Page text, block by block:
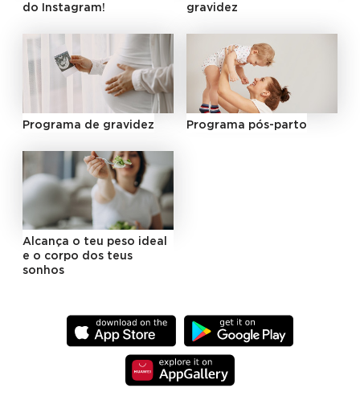
do Instagram!
gravidez
Programa de gravidez Programa pós-parto
Alcança o teu peso ideal
e o corpo dos teus
sonhos